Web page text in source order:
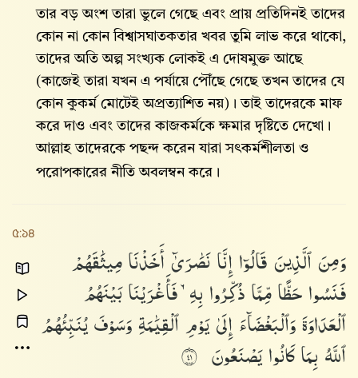
তার বড় অংশ তারা ভুলে গেছে এবং প্রায় প্রতিদিনই তাদের
কোন না কোন বিশ্বাসঘাতকতার খবর তুমি লাভ করে থাকো,
তাদের অতি অল্প সংখ্যক লোকই এ দোষমুক্ত আছে
(কাজেই তারা যখন এ পর্যায়ে পৌঁছে গেছে তখন তাদের যে
কোন কুকর্ম মোটেই অপ্রত্যাশিত নয়) । তাই তাদেরকে মাফ
করে দাও এবং তাদের কাজকর্মকে ক্ষমার দৃষ্টিতে দেখো।
আল্লাহ‌ তাদেরকে পছন্দ করেন যারা সৎকর্মশীলতা ও
পরোপকারের নীতি অবলম্বন করে।
৫:১৪
وَمِنَٱلَّذِينَقَالُوٓا۟إِنَّانَصَٰرَىٰٓأَخَذْنَامِيثَٰقَهُمْ
فَنَسُوا۟حَظًّامِّمَّاذُكِّرُوا۟بِهِۦفَأَغْرَيْنَابَيْنَهُمُ
ٱلْعَدَاوَةَوَٱلْبَغْضَآءَإِلَىٰيَوْمِٱلْقِيَٰمَةِوَسَوْفَيُنَبِّئُهُمُ
ٱللَّهُبِمَاكَانُوا۟يَصْنَعُونَ ١٤